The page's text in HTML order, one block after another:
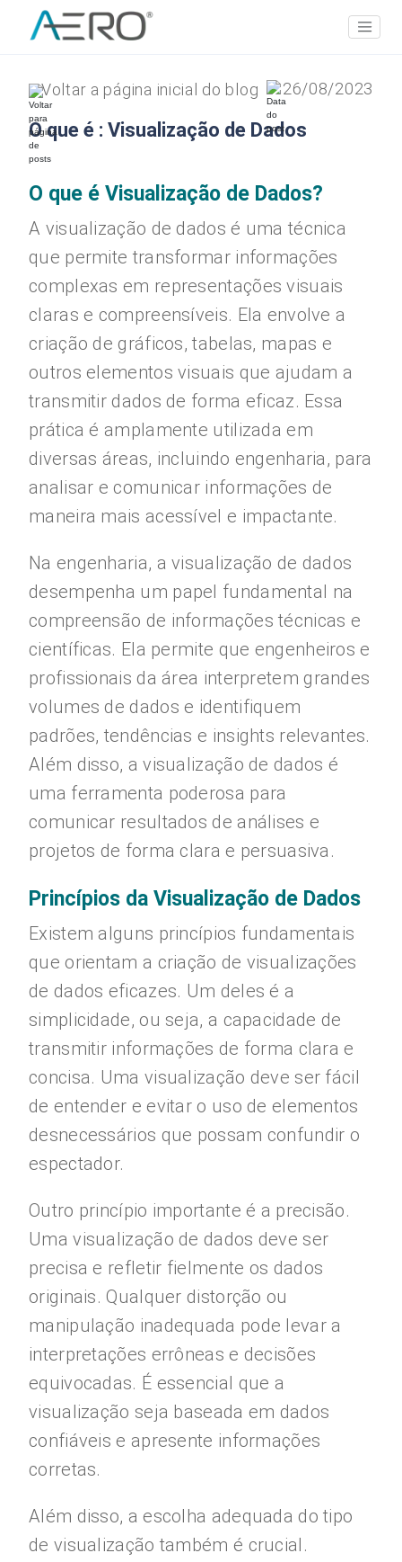
26/08/2023
Voltar a página inicial do blog
O que é : Visualização de Dados
O que é Visualização de Dados?
A visualização de dados é uma técnica
que permite transformar informações
complexas em representações visuais
claras e compreensíveis. Ela envolve a
criação de gráficos, tabelas, mapas e
outros elementos visuais que ajudam a
transmitir dados de forma eficaz. Essa
prática é amplamente utilizada em
diversas áreas, incluindo engenharia, para
analisar e comunicar informações de
maneira mais acessível e impactante.
Na engenharia, a visualização de dados
desempenha um papel fundamental na
compreensão de informações técnicas e
científicas. Ela permite que engenheiros e
profissionais da área interpretem grandes
volumes de dados e identifiquem
padrões, tendências e insights relevantes.
Além disso, a visualização de dados é
uma ferramenta poderosa para
comunicar resultados de análises e
projetos de forma clara e persuasiva.
Princípios da Visualização de Dados
Existem alguns princípios fundamentais
que orientam a criação de visualizações
de dados eficazes. Um deles é a
simplicidade, ou seja, a capacidade de
transmitir informações de forma clara e
concisa. Uma visualização deve ser fácil
de entender e evitar o uso de elementos
desnecessários que possam confundir o
espectador.
Outro princípio importante é a precisão.
Uma visualização de dados deve ser
precisa e refletir fielmente os dados
originais. Qualquer distorção ou
manipulação inadequada pode levar a
interpretações errôneas e decisões
equivocadas. É essencial que a
visualização seja baseada em dados
confiáveis e apresente informações
corretas.
Além disso, a escolha adequada do tipo
de visualização também é crucial.